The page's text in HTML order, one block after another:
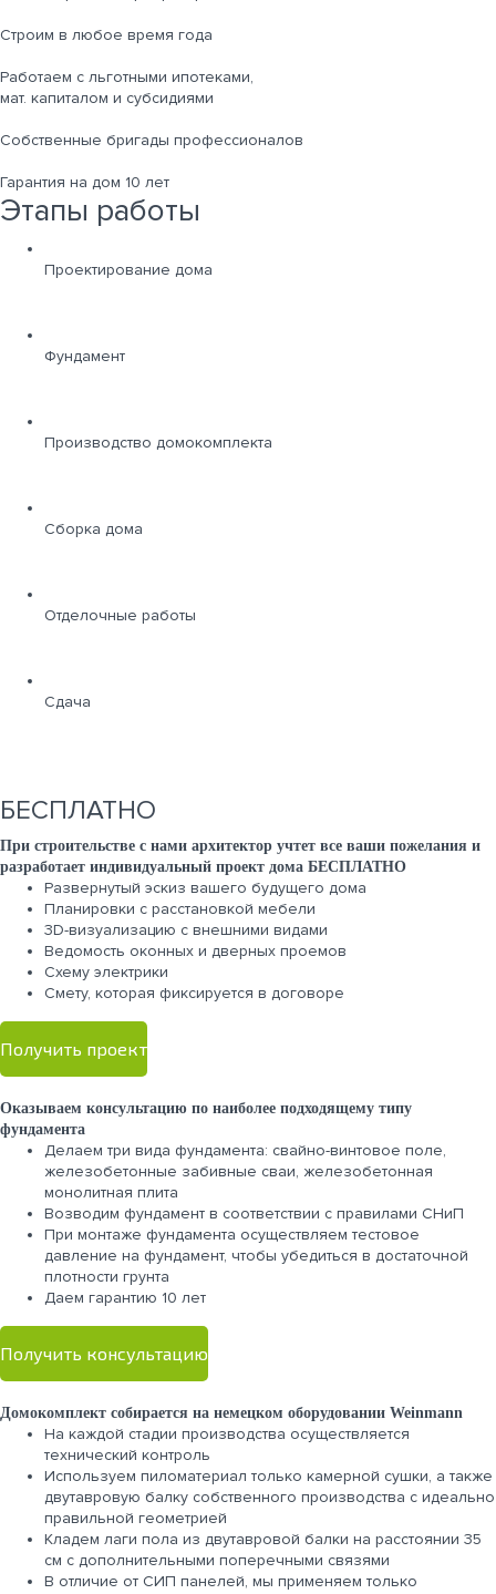
Строим в любое время года
Работаем с льготными ипотеками,
мат. капиталом и субсидиями
Собственные бригады профессионалов
Гарантия на дом 10 лет
Этапы работы
Проектирование дома
Фундамент
Производство домокомплекта
Сборка дома
Отделочные работы
Сдача
БЕСПЛАТНО
При строительстве с нами архитектор учтет все ваши пожелания и
разработает индивидуальный проект дома БЕСПЛАТНО
Развернутый эскиз вашего будущего дома
Планировки с расстановкой мебели
3D-визуализацию с внешними видами
Ведомость оконных и дверных проемов
Cхему электрики
Cмету, которая фиксируется в договоре
Получить проект
Оказываем консультацию по наиболее подходящему типу
фундамента
Делаем три вида фундамента: свайно-винтовое поле,
железобетонные забивные сваи, железобетонная
монолитная плита
Возводим фундамент в соответствии с правилами СНиП
При монтаже фундамента осуществляем тестовое
давление на фундамент, чтобы убедиться в достаточной
плотности грунта
Даем гарантию 10 лет
Получить консультацию
Домокомплект собирается на немецком оборудовании Weinmann
На каждой стадии производства осуществляется
технический контроль
Используем пиломатериал только камерной сушки, а также
двутавровую балку собственного производства с идеально
правильной геометрией
Кладем лаги пола из двутавровой балки на расстоянии 35
см с дополнительными поперечными связями
В отличие от СИП панелей, мы применяем только